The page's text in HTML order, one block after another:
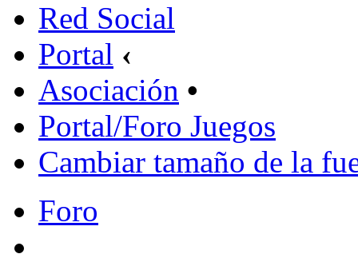
Red Social
Portal ‹
Asociación •
Portal/Foro Juegos
Cambiar tamaño de la
Foro